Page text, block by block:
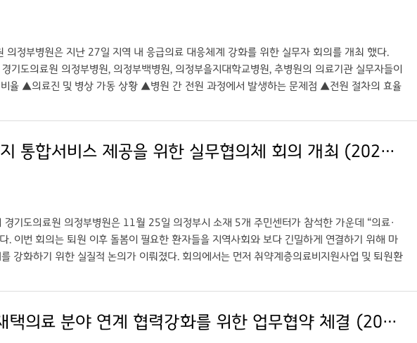
정부병원은 지난 27일 지역 내 응급의료 대응체계 강화를 위한 실무자 회의를 개최 했다.
기도의료원 의정부병원, 의정부백병원, 의정부을지대학교병원, 추병원의 의료기관 실무자들이
율 ▲의료진 및 병상 가동 상황 ▲병원 간 전원 과정에서 발생하는 문제점 ▲전원 절차의 효율
근무 부담이 크게 증가하고 있다고 호소했다. 또한, 응급실 과밀화 해소와 환자 안전 확보를
능한 범위 내에서 실질적인 도움을 제공하기 위해 노력하겠다고 밝혔다. 경기도의료원 의정
지역 내 응급의료 대응체계 강화...협력 회의 ○ 기자: 국제뉴스 이운안 기자
경기도의료원 의정부병원, 의료·보건·복지 통합서비스 제공을 위한 실무협의체 회의 개최 (2025.11.26.)
기도의료원 의정부병원은 11월 25일 의정부시 소재 5개 주민센터가 참석한 가운데 “의료·
. 이번 회의는 퇴원 이후 돌봄이 필요한 환자들을 지역사회와 보다 긴밀하게 연결하기 위해 마
강화하기 위한 실질적 논의가 이뤄졌다. 회의에서는 먼저 취약계층의료비지원사업 및 퇴원환
인 통합돌봄지원법과 연계하여, 병원과 주민센터가 어떤 방식으로 협력체계를 구축해야 하는
”며, “각 기관의 역할을 명확히 하고 정기적 협의체 운영을 통해 연계 성과를 더욱 높이겠 경기도의료원 의정부병원, 의정부시와 재택의료 분야 연계 협력강화를 위한 업무협약 체결 (2025.11.18.)